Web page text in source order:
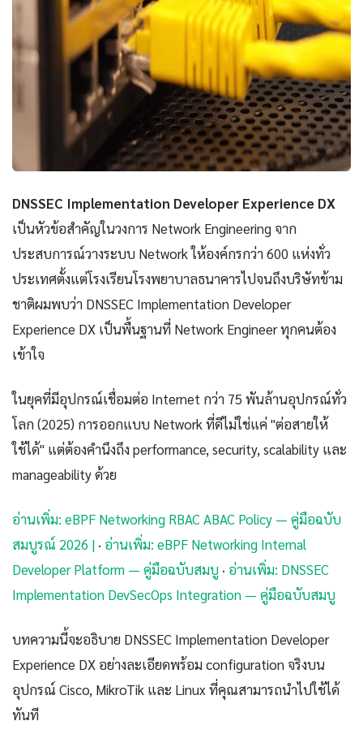
DNSSEC Implementation Developer Experience DX
เป็นหัวข้อสำคัญในวงการ Network Engineering จาก
ประสบการณ์วางระบบ Network ให้องค์กรกว่า 600 แห่งทั่ว
ประเทศตั้งแต่โรงเรียนโรงพยาบาลธนาคารไปจนถึงบริษัทข้าม
ชาติผมพบว่า DNSSEC Implementation Developer
Experience DX เป็นพื้นฐานที่ Network Engineer ทุกคนต้อง
เข้าใจ
ในยุคที่มีอุปกรณ์เชื่อมต่อ Internet กว่า 75 พันล้านอุปกรณ์ทั่ว
โลก (2025) การออกแบบ Network ที่ดีไม่ใช่แค่ "ต่อสายให้
ใช้ได้" แต่ต้องคำนึงถึง performance, security, scalability และ
manageability ด้วย
อ่านเพิ่ม: eBPF Networking RBAC ABAC Policy — คู่มือฉบับ
สมบูรณ์ 2026 | · อ่านเพิ่ม: eBPF Networking Internal
Developer Platform — คู่มือฉบับสมบู · อ่านเพิ่ม: DNSSEC
Implementation DevSecOps Integration — คู่มือฉบับสมบู
บทความนี้จะอธิบาย DNSSEC Implementation Developer
Experience DX อย่างละเอียดพร้อม configuration จริงบน
อุปกรณ์ Cisco, MikroTik และ Linux ที่คุณสามารถนำไปใช้ได้
ทันที